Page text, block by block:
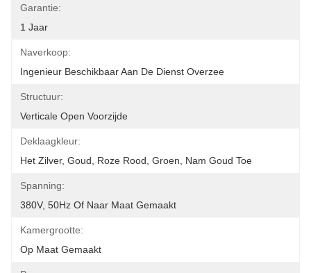
Garantie:
1 Jaar
Naverkoop:
Ingenieur Beschikbaar Aan De Dienst Overzee
Structuur:
Verticale Open Voorzijde
Deklaagkleur:
Het Zilver, Goud, Roze Rood, Groen, Nam Goud Toe
Spanning:
380V, 50Hz Of Naar Maat Gemaakt
Kamergrootte:
Op Maat Gemaakt